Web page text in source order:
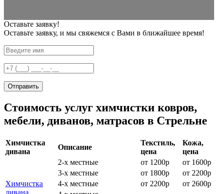
Оставьте заявку!
Оставьте заявку, и мы свяжемся с Вами в ближайшее время!
Отправить
Стоимость услуг химчистки ковров,
мебели, диванов, матрасов в Стрельне
Химчистка
дивана
Описание
Текстиль,
цена
Кожа,
цена
Химчистка
дивана
2-х местные от 1200р
от 1600р
3-х местные
от 1800р
от 2200р
4-х местные
от 2200р
от 2600р